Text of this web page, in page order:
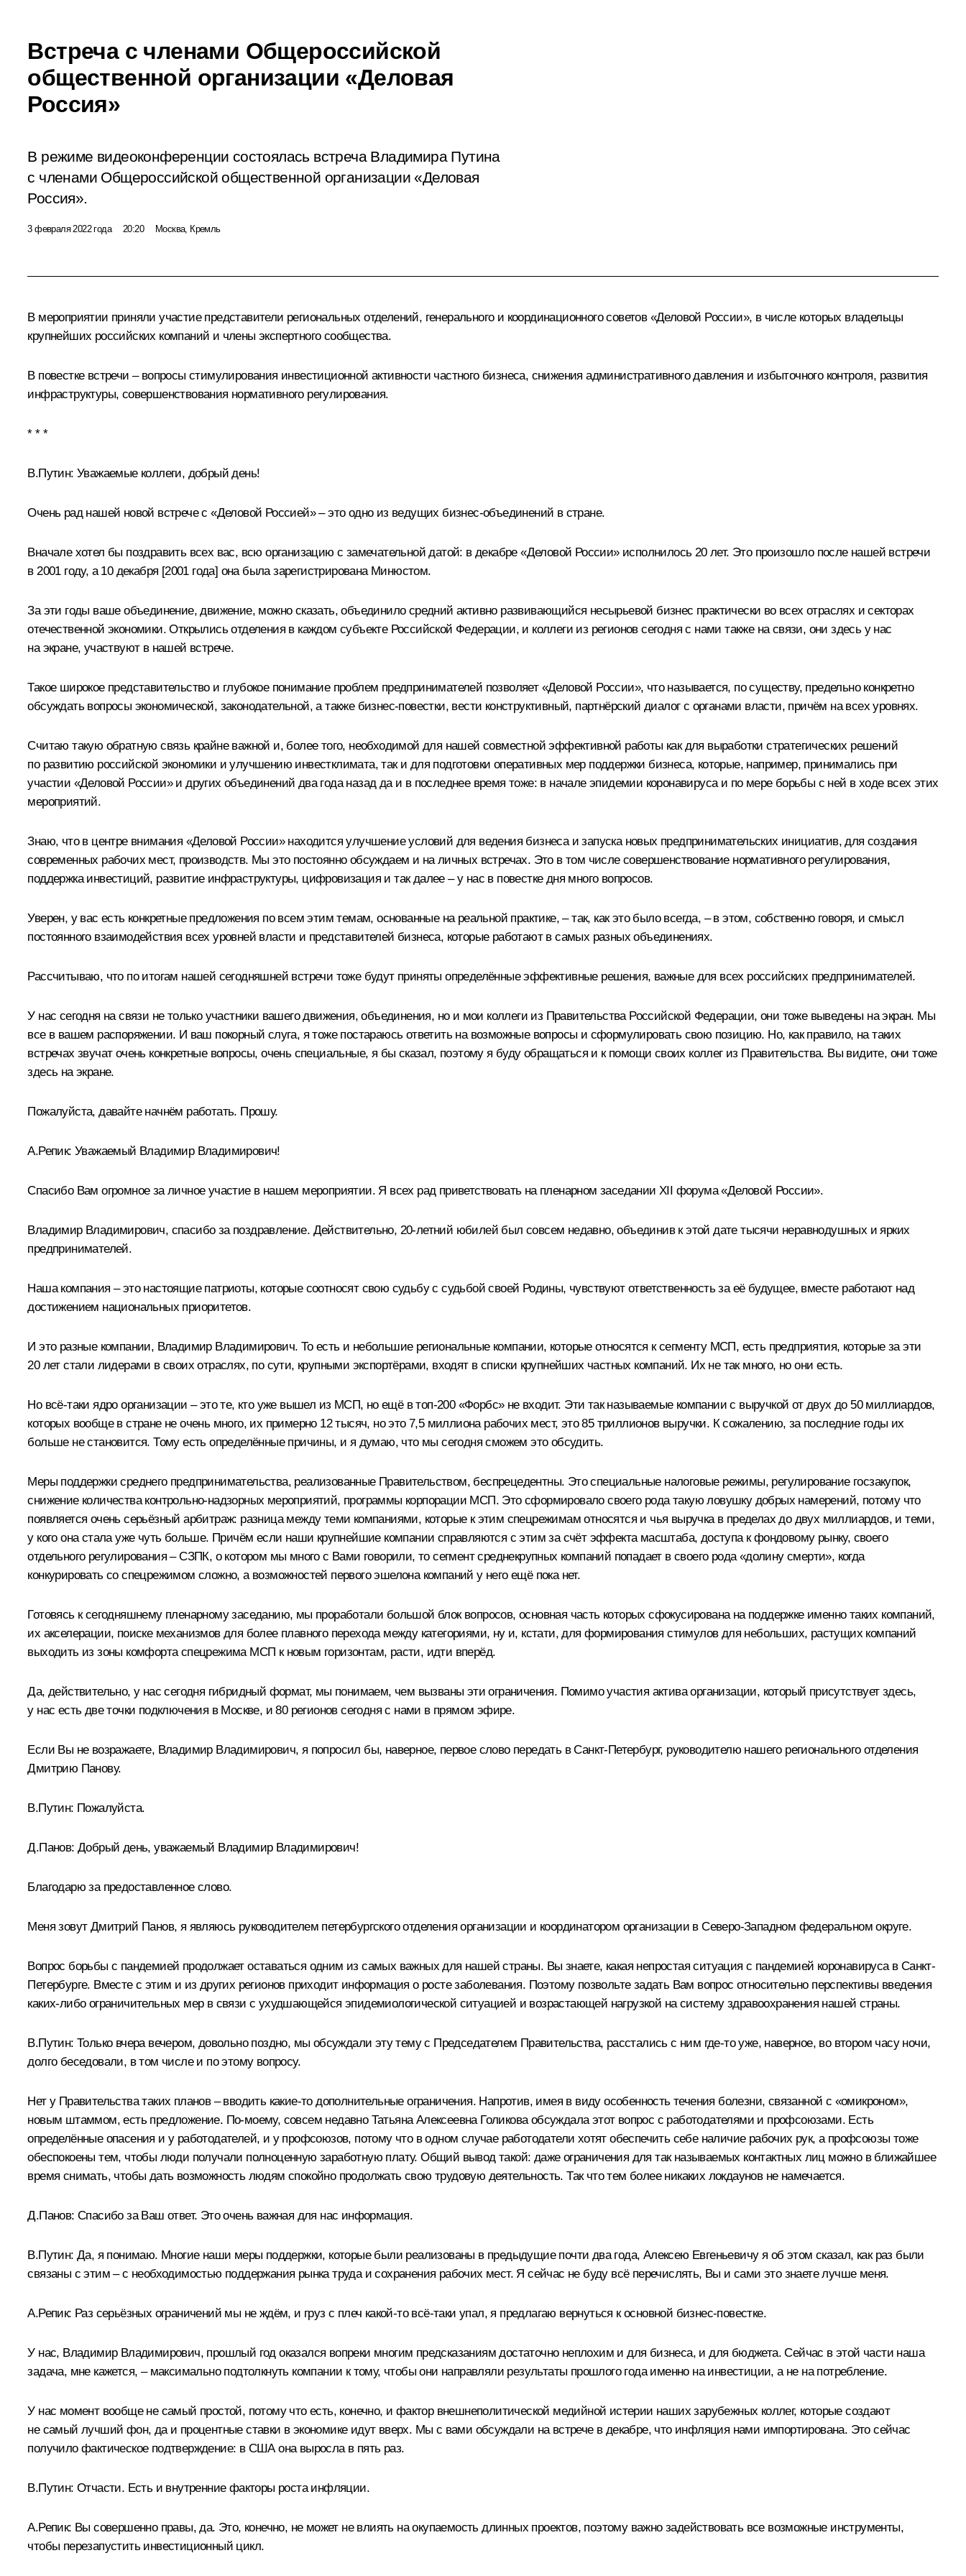
Встреча с членами Общероссийской
общественной организации «Деловая
Россия»
В режиме видеоконференции состоялась встреча Владимира Путина
с членами Общероссийской общественной организации «Деловая
Россия».
3 февраля 2022 года 20:20 Москва, Кремль
В мероприятии приняли участие представители региональных отделений, генерального и координационного советов «Деловой России», в числе которых владельцы
крупнейших российских компаний и члены экспертного сообщества.
В повестке встречи – вопросы стимулирования инвестиционной активности частного бизнеса, снижения административного давления и избыточного контроля, развития
инфраструктуры, совершенствования нормативного регулирования.
* * *
В.Путин: Уважаемые коллеги, добрый день!
Очень рад нашей новой встрече с «Деловой Россией» – это одно из ведущих бизнес-объединений в стране.
Вначале хотел бы поздравить всех вас, всю организацию с замечательной датой: в декабре «Деловой России» исполнилось 20 лет. Это произошло после нашей встречи
в 2001 году, а 10 декабря [2001 года] она была зарегистрирована Минюстом.
За эти годы ваше объединение, движение, можно сказать, объединило средний активно развивающийся несырьевой бизнес практически во всех отраслях и секторах
отечественной экономики. Открылись отделения в каждом субъекте Российской Федерации, и коллеги из регионов сегодня с нами также на связи, они здесь у нас
на экране, участвуют в нашей встрече.
Такое широкое представительство и глубокое понимание проблем предпринимателей позволяет «Деловой России», что называется, по существу, предельно конкретно
обсуждать вопросы экономической, законодательной, а также бизнес-повестки, вести конструктивный, партнёрский диалог с органами власти, причём на всех уровнях.
Считаю такую обратную связь крайне важной и, более того, необходимой для нашей совместной эффективной работы как для выработки стратегических решений
по развитию российской экономики и улучшению инвестклимата, так и для подготовки оперативных мер поддержки бизнеса, которые, например, принимались при
участии «Деловой России» и других объединений два года назад да и в последнее время тоже: в начале эпидемии коронавируса и по мере борьбы с ней в ходе всех этих
мероприятий.
Знаю, что в центре внимания «Деловой России» находится улучшение условий для ведения бизнеса и запуска новых предпринимательских инициатив, для создания
современных рабочих мест, производств. Мы это постоянно обсуждаем и на личных встречах. Это в том числе совершенствование нормативного регулирования,
поддержка инвестиций, развитие инфраструктуры, цифровизация и так далее – у нас в повестке дня много вопросов.
Уверен, у вас есть конкретные предложения по всем этим темам, основанные на реальной практике, – так, как это было всегда, – в этом, собственно говоря, и смысл
постоянного взаимодействия всех уровней власти и представителей бизнеса, которые работают в самых разных объединениях.
Рассчитываю, что по итогам нашей сегодняшней встречи тоже будут приняты определённые эффективные решения, важные для всех российских предпринимателей.
У нас сегодня на связи не только участники вашего движения, объединения, но и мои коллеги из Правительства Российской Федерации, они тоже выведены на экран. Мы
все в вашем распоряжении. И ваш покорный слуга, я тоже постараюсь ответить на возможные вопросы и сформулировать свою позицию. Но, как правило, на таких
встречах звучат очень конкретные вопросы, очень специальные, я бы сказал, поэтому я буду обращаться и к помощи своих коллег из Правительства. Вы видите, они тоже
здесь на экране.
Пожалуйста, давайте начнём работать. Прошу.
А.Репик: Уважаемый Владимир Владимирович!
Спасибо Вам огромное за личное участие в нашем мероприятии. Я всех рад приветствовать на пленарном заседании XII форума «Деловой России».
Владимир Владимирович, спасибо за поздравление. Действительно, 20-летний юбилей был совсем недавно, объединив к этой дате тысячи неравнодушных и ярких
предпринимателей.
Наша компания – это настоящие патриоты, которые соотносят свою судьбу с судьбой своей Родины, чувствуют ответственность за её будущее, вместе работают над
достижением национальных приоритетов.
И это разные компании, Владимир Владимирович. То есть и небольшие региональные компании, которые относятся к сегменту МСП, есть предприятия, которые за эти
20 лет стали лидерами в своих отраслях, по сути, крупными экспортёрами, входят в списки крупнейших частных компаний. Их не так много, но они есть.
Но всё-таки ядро организации – это те, кто уже вышел из МСП, но ещё в топ-200 «Форбс» не входит. Эти так называемые компании с выручкой от двух до 50 миллиардов,
которых вообще в стране не очень много, их примерно 12 тысяч, но это 7,5 миллиона рабочих мест, это 85 триллионов выручки. К сожалению, за последние годы их
больше не становится. Тому есть определённые причины, и я думаю, что мы сегодня сможем это обсудить.
Меры поддержки среднего предпринимательства, реализованные Правительством, беспрецедентны. Это специальные налоговые режимы, регулирование госзакупок,
снижение количества контрольно-надзорных мероприятий, программы корпорации МСП. Это сформировало своего рода такую ловушку добрых намерений, потому что
появляется очень серьёзный арбитраж: разница между теми компаниями, которые к этим спецрежимам относятся и чья выручка в пределах до двух миллиардов, и теми,
у кого она стала уже чуть больше. Причём если наши крупнейшие компании справляются с этим за счёт эффекта масштаба, доступа к фондовому рынку, своего
отдельного регулирования – СЗПК, о котором мы много с Вами говорили, то сегмент среднекрупных компаний попадает в своего рода «долину смерти», когда
конкурировать со спецрежимом сложно, а возможностей первого эшелона компаний у него ещё пока нет.
Готовясь к сегодняшнему пленарному заседанию, мы проработали большой блок вопросов, основная часть которых сфокусирована на поддержке именно таких компаний,
их акселерации, поиске механизмов для более плавного перехода между категориями, ну и, кстати, для формирования стимулов для небольших, растущих компаний
выходить из зоны комфорта спецрежима МСП к новым горизонтам, расти, идти вперёд.
Да, действительно, у нас сегодня гибридный формат, мы понимаем, чем вызваны эти ограничения. Помимо участия актива организации, который присутствует здесь,
у нас есть две точки подключения в Москве, и 80 регионов сегодня с нами в прямом эфире.
Если Вы не возражаете, Владимир Владимирович, я попросил бы, наверное, первое слово передать в Санкт-Петербург, руководителю нашего регионального отделения
Дмитрию Панову.
В.Путин: Пожалуйста.
Д.Панов: Добрый день, уважаемый Владимир Владимирович!
Благодарю за предоставленное слово.
Меня зовут Дмитрий Панов, я являюсь руководителем петербургского отделения организации и координатором организации в Северо-Западном федеральном округе.
Вопрос борьбы с пандемией продолжает оставаться одним из самых важных для нашей страны. Вы знаете, какая непростая ситуация с пандемией коронавируса в Санкт-
Петербурге. Вместе с этим и из других регионов приходит информация о росте заболевания. Поэтому позвольте задать Вам вопрос относительно перспективы введения
каких-либо ограничительных мер в связи с ухудшающейся эпидемиологической ситуацией и возрастающей нагрузкой на систему здравоохранения нашей страны.
В.Путин: Только вчера вечером, довольно поздно, мы обсуждали эту тему с Председателем Правительства, расстались с ним где-то уже, наверное, во втором часу ночи,
долго беседовали, в том числе и по этому вопросу.
Нет у Правительства таких планов – вводить какие-то дополнительные ограничения. Напротив, имея в виду особенность течения болезни, связанной с «омикроном»,
новым штаммом, есть предложение. По-моему, совсем недавно Татьяна Алексеевна Голикова обсуждала этот вопрос с работодателями и профсоюзами. Есть
определённые опасения и у работодателей, и у профсоюзов, потому что в одном случае работодатели хотят обеспечить себе наличие рабочих рук, а профсоюзы тоже
обеспокоены тем, чтобы люди получали полноценную заработную плату. Общий вывод такой: даже ограничения для так называемых контактных лиц можно в ближайшее
время снимать, чтобы дать возможность людям спокойно продолжать свою трудовую деятельность. Так что тем более никаких локдаунов не намечается.
Д.Панов: Спасибо за Ваш ответ. Это очень важная для нас информация.
В.Путин: Да, я понимаю. Многие наши меры поддержки, которые были реализованы в предыдущие почти два года, Алексею Евгеньевичу я об этом сказал, как раз были
связаны с этим – с необходимостью поддержания рынка труда и сохранения рабочих мест. Я сейчас не буду всё перечислять, Вы и сами это знаете лучше меня.
А.Репик: Раз серьёзных ограничений мы не ждём, и груз с плеч какой-то всё-таки упал, я предлагаю вернуться к основной бизнес-повестке.
У нас, Владимир Владимирович, прошлый год оказался вопреки многим предсказаниям достаточно неплохим и для бизнеса, и для бюджета. Сейчас в этой части наша
задача, мне кажется, – максимально подтолкнуть компании к тому, чтобы они направляли результаты прошлого года именно на инвестиции, а не на потребление.
У нас момент вообще не самый простой, потому что есть, конечно, и фактор внешнеполитической медийной истерии наших зарубежных коллег, которые создают
не самый лучший фон, да и процентные ставки в экономике идут вверх. Мы с вами обсуждали на встрече в декабре, что инфляция нами импортирована. Это сейчас
получило фактическое подтверждение: в США она выросла в пять раз.
В.Путин: Отчасти. Есть и внутренние факторы роста инфляции.
А.Репик: Вы совершенно правы, да. Это, конечно, не может не влиять на окупаемость длинных проектов, поэтому важно задействовать все возможные инструменты,
чтобы перезапустить инвестиционный цикл.